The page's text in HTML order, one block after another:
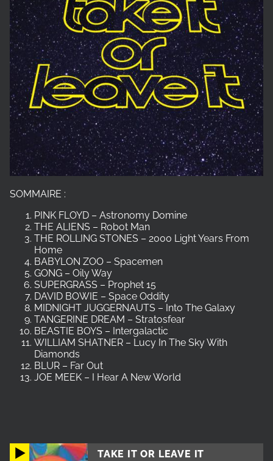
TAKE IT OR LEAVE IT
SOMMAIRE :
PINK FLOYD – Astronomy Domine
THE ALIENS – Robot Man
THE ROLLING STONES – 2000 Light Years From
Home
BABYLON ZOO – Spacemen
GONG – Oily Way
SUPERGRASS – Prophet 15
DAVID BOWIE – Space Oddity
MIDNIGHT JUGGERNAUTS – Into The Galaxy
TANGERINE DREAM – Stratosfear
BEASTIE BOYS – Intergalactic
WILLIAM SHATNER – Lucy In The Sky With
Diamonds
BLUR – Far Out
JOE MEEK – I Hear A New World